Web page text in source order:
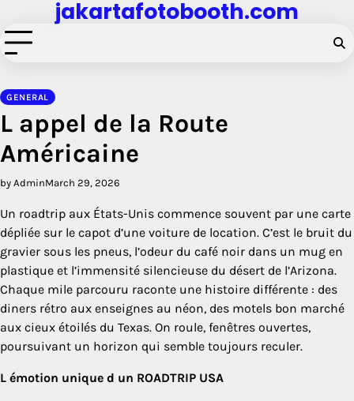
to
content
jakartafotobooth.com
GENERAL
L appel de la Route
Américaine
by AdminMarch 29, 2026
Un roadtrip aux États-Unis commence souvent par une carte
dépliée sur le capot d’une voiture de location. C’est le bruit du
gravier sous les pneus, l’odeur du café noir dans un mug en
plastique et l’immensité silencieuse du désert de l’Arizona.
Chaque mile parcouru raconte une histoire différente : des
diners rétro aux enseignes au néon, des motels bon marché
aux cieux étoilés du Texas. On roule, fenêtres ouvertes,
poursuivant un horizon qui semble toujours reculer.
L émotion unique d un ROADTRIP USA